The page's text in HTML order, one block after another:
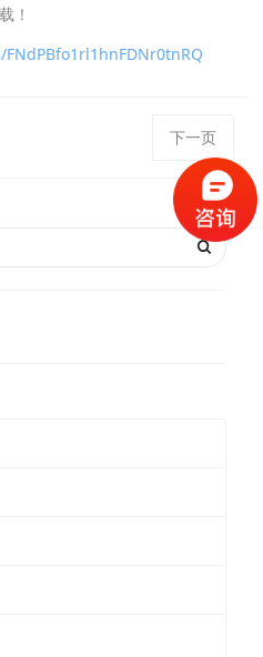
！
下一页